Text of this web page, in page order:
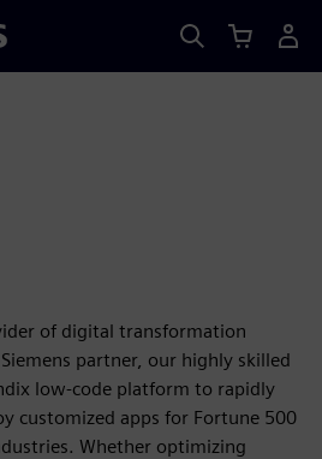
of digital transformation
partner, our highly skilled
low-code platform to rapidly
customized apps for Fortune 500
Whether optimizing